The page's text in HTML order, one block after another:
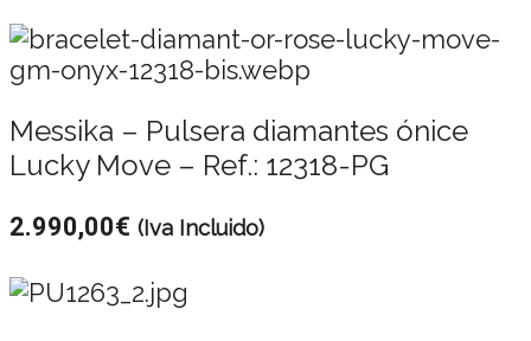
Messika – Pulsera diamantes ónice
Lucky Move – Ref.: 12318-PG
2.990,00€ (Iva Incluido)